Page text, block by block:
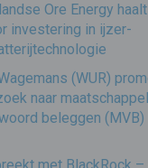
Ore Energy
investering in ijzer-
(WUR)
naar
beleggen (MVB)